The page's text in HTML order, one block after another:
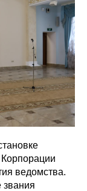
Корпорации
ведомства.
звания